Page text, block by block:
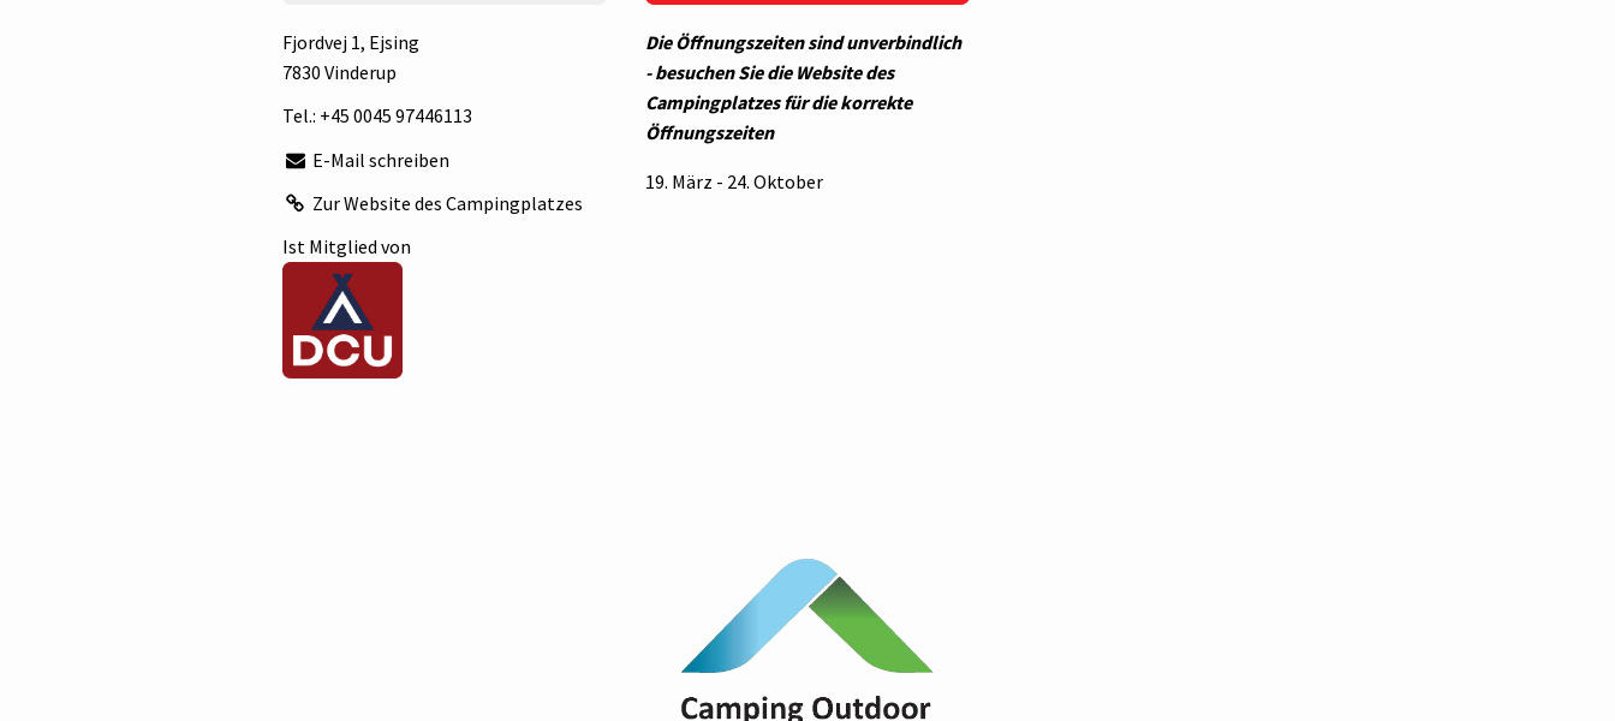
Fjordvej 1, Ejsing
7830 Vinderup
Tel.: +45 0045 97446113
E-Mail schreiben
Zur Website des Campingplatzes
Ist Mitglied von
Die Öffnungszeiten sind unverbindlich
- besuchen Sie die Website des
Campingplatzes für die korrekte
Öffnungszeiten
19. März - 24. Oktober